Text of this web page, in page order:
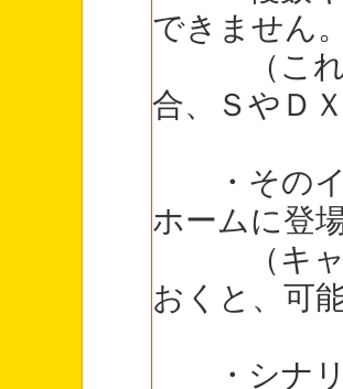
できません
（これま
合、ＳやＤ
・そのイ
ホームに登
（キャラ
おくと、可
・シナリ